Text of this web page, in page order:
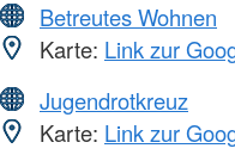
Betreutes Wohnen
Karte: Link zur
Jugendrotkreuz
Karte: Link zur